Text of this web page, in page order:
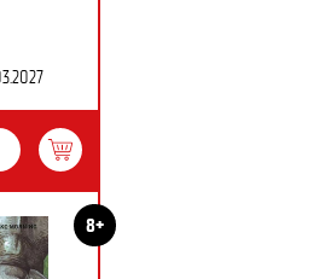
8+